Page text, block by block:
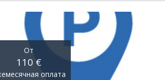
От
110 €
оплата